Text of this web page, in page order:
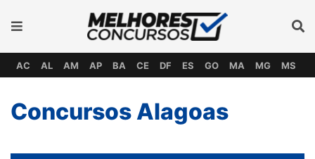
AC AL AM AP BA CE DF ES GO MA MG MS
Concursos Alagoas